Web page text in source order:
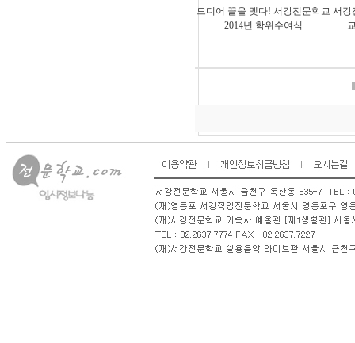
드디어 끝을 맺다! 서강전문학교
2014년 학위수여식
서강